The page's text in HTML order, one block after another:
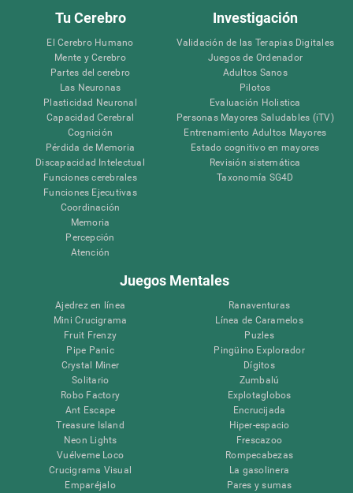
Tu Cerebro
El Cerebro Humano
Mente y Cerebro
Partes del cerebro
Las Neuronas
Plasticidad Neuronal
Capacidad Cerebral
Cognición
Pérdida de Memoria
Discapacidad Intelectual
Funciones cerebrales
Funciones Ejecutivas
Coordinación
Memoria
Percepción
Atención
Investigación
Validación de las Terapias Digitales
Juegos de Ordenador
Adultos Sanos
Pilotos
Evaluación Holistica
Personas Mayores Saludables (iTV)
Entrenamiento Adultos Mayores
Estado cognitivo en mayores
Revisión sistemática
Taxonomía SG4D
Juegos Mentales
Ajedrez en línea
Mini Crucigrama
Fruit Frenzy
Pipe Panic
Crystal Miner
Solitario
Robo Factory
Ant Escape
Treasure Island
Neon Lights
Vuélveme Loco
Crucigrama Visual
Emparéjalo
Ranaventuras
Línea de Caramelos
Puzles
Pingüino Explorador
Dígitos
Zumbalú
Explotaglobos
Encrucijada
Hiper-espacio
Frescazoo
Rompecabezas
La gasolinera
Pares y sumas